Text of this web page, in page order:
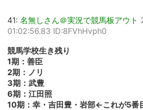
41: 名無しさん＠実況で競馬板アウト
01:02:56.83 ID:8FVhHvph0
競馬学校生き残り
1期：善臣
2期：ノリ
3期：武豊
6期：江田照
10期：幸・吉田豊・岩部←これが5番